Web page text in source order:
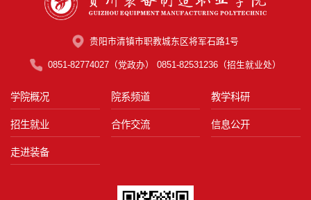
第 2 页
贵阳市清镇市职教城东区将军石路1号
0851-82774027（党政办） 0851-82531236（招生就业处）
学院概况 院系频道 教学科研
招生就业 合作交流 信息公开
走进装备